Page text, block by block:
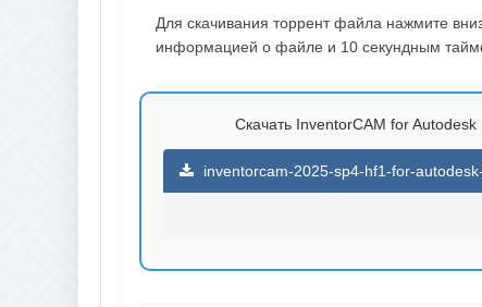
Для скачивания торрент файла нажмите
информацией о файле и 10 секундным
Скачать InventorCAM for
inventorcam-2025-sp4-hf1-for-